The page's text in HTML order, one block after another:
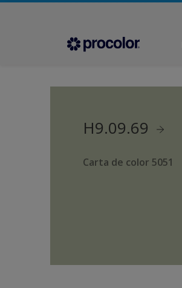
H9.09.69
Carta de color 5051